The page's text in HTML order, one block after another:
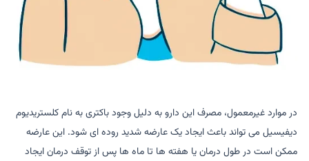
در موارد غیرمعمول، مصرف این دارو به دلیل وجود باکتری به نام کلستریدیوم
دیفیسیل می تواند باعث ایجاد یک عارضه شدید روده ای شود. این عارضه
ممکن است در طول درمان یا هفته ها تا ماه ها پس از توقف درمان ایجاد